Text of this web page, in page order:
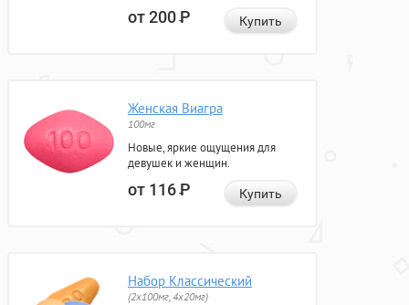
от 200Р Купить
Женская Виагра
100мг
Новые, яркие ощущения для
девушек и женщин.
от 116Р Купить
Набор Классический
(2x100мг, 4x20мг)